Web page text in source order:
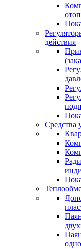
действия
Средства